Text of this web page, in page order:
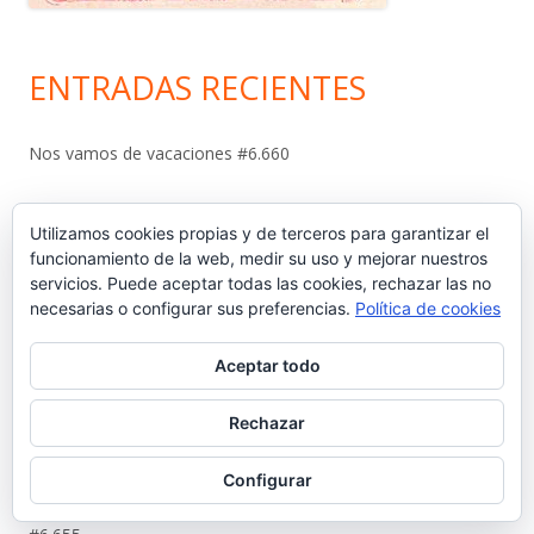
ENTRADAS RECIENTES
Nos vamos de vacaciones #6.660
¿Dónde está Calleja? #6.659
Carta protesta a Don Pedro Muñoz Seca #6.658
Sebastián Gómez Sánchez, ‘Tani’. El frutero que ayudó a
sacar adelante a once hermanos #6.656
La viñeta de Alberto Castrelo. Se hacen fiestas a domicilio
Utilizamos cookies propias y de terceros para garantizar el
funcionamiento de la web, medir su uso y mejorar nuestros
servicios. Puede aceptar todas las cookies, rechazar las no
necesarias o configurar sus preferencias. Política de cookies
Aceptar todo
Rechazar
Configurar